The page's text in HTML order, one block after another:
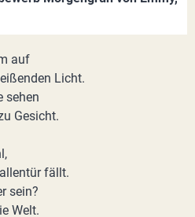
auf
Licht.
sehen
Gesicht.
fällt.
sein?
Welt.